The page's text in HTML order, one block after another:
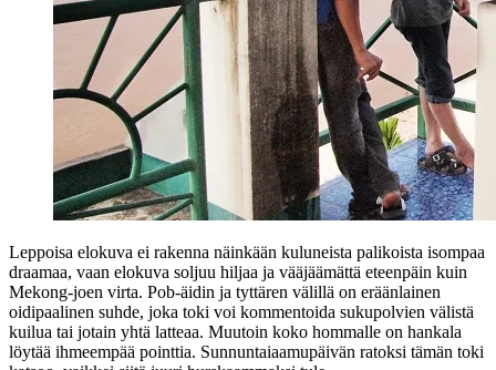
Leppoisa elokuva ei rakenna näinkään kuluneista palikoista isompaa
draamaa, vaan elokuva soljuu hiljaa ja vääjäämättä eteenpäin kuin
Mekong-joen virta. Pob‑äidin ja tyttären välillä on eräänlainen
oidipaalinen suhde, joka toki voi kommentoida sukupolvien välistä
kuilua tai jotain yhtä latteaa. Muutoin koko hommalle on hankala
löytää ihmeempää pointtia. Sunnuntaiaamupäivän ratoksi tämän toki